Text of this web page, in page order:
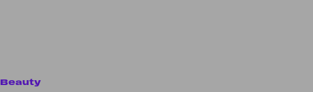
Beauty